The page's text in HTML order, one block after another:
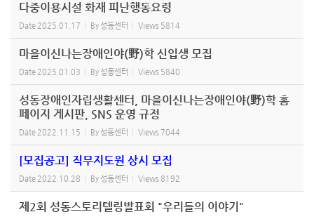
다중이용시설 화재 피난행동요령
Date 2025.01.17 By성동센터 Views 5814
마을이신나는장애인야(野)학 신입생 모집
Date 2025.01.03 By성동센터 Views 5840
성동장애인자립생활센터, 마을이신나는장애인야(野)학 홈
페이지 게시판, SNS 운영 규정
Date 2022.11.15 By성동센터 Views 7044
[모집공고] 직무지도원 상시 모집
Date 2022.10.28 By성동센터 Views 8192
제2회 성동스토리텔링발표회 "우리들의 이야기"